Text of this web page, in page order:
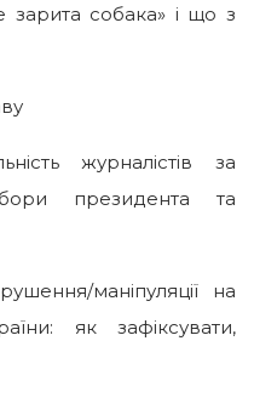
зарита собака» і що з
журналістів за
президента та
маніпуляції на
як зафіксувати,